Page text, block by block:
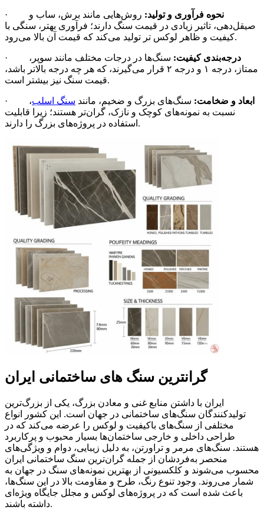
· نحوه فرآوری و تولید: روش‌هایی مانند برش، ساب و
صیقل‌دهی، تاثیر زیادی در قیمت سنگ دارند؛ فرآوری بهتر، سنگی با
کیفیت و ظاهر لوکس تر تولید می‌کند که قیمت آن بالا می‌رود.
· درجه‌بندی کیفیت: سنگ‌ها در درجات مختلف مانند سوپر،
ممتاز، درجه ۱ و درجه ۲ قرار می‌گیرند، که هر چه درجه بالاتر باشد،
قیمت سنگ نیز بیشتر است.
· ابعاد و ضخامت: سنگ‌های بزرگ و ضخیم، مانند سنگ اسلب،
نسبت به نمونه‌های کوچک و نازک، گران‌تر هستند؛ زیرا قابلیت
استفاده در پروژه‌های بزرگ را دارند.
گرانترین سنگ های ساختمانی ایران
ایران با داشتن منابع غنی و معادن بزرگ، یکی از بزرگ‌ترین
تولیدکنندگان سنگ‌های ساختمانی در جهان است. این کشور انواع
مختلفی از سنگ‌های باکیفیت و لوکس را عرضه می‌کند که در
طراحی داخلی و خارجی ساختمان‌ها بسیار محبوب و پرکاربرد
هستند. سنگ‌های مرمر و تراورتن، به دلیل زیبایی، دوام و ویژگی‌های
منحصر به‌فردشان از جمله گران‌ترین سنگ‌ ساختمانی ایران
محسوب می‌شوند و کلکسیونی از بهترین نمونه‌های سنگ در جهان به
شمار می‌روند. وجود تنوع رنگ، طرح و مقاومت بالا در این سنگ‌ها،
باعث شده است که در پروژه‌های لوکس و مجلل جایگاه ویژه‌ای
داشته باشند.